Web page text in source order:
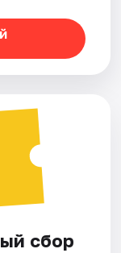
сбор